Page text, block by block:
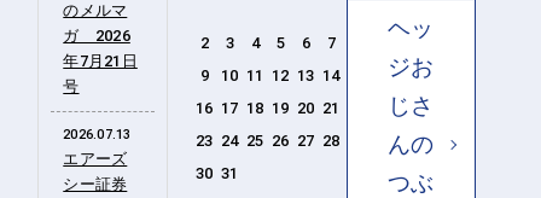
のメルマ
ガ 2026
年7月21日
号
2026.07.13
エアーズ
シー証券
2
3 4 5 6 7
9
10 11 12 13 14
16 17 18 19 20 21
23 24 25 26 27 28
30 31
ヘッ
ジお
じさ
んの
つぶ